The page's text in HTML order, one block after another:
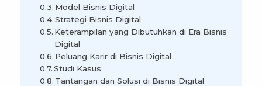
Model Bisnis Digital
Strategi Bisnis Digital
Keterampilan yang Dibutuhkan di Era Bisnis
Digital
Peluang Karir di Bisnis Digital
Studi Kasus
Tantangan dan Solusi di Bisnis Digital